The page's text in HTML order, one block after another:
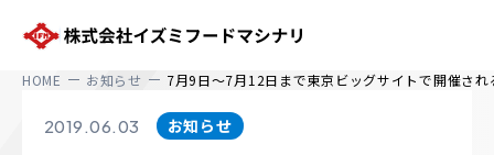
株式会社イズミフードマシナリ
HOME お知らせ 7月9日～7月12日まで東京ビッグサイトで開催さ
2019.06.03 お知らせ